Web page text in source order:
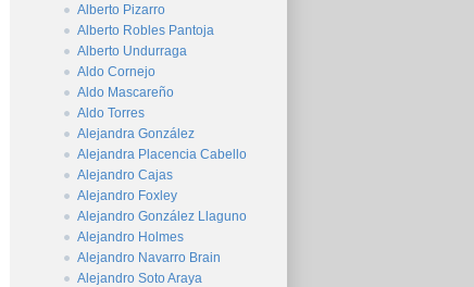
Alberto Pizarro
Alberto Robles Pantoja
Alberto Undurraga
Aldo Cornejo
Aldo Mascareño
Aldo Torres
Alejandra González
Alejandra Placencia Cabello
Alejandro Cajas
Alejandro Foxley
Alejandro González Llaguno
Alejandro Holmes
Alejandro Navarro Brain
Alejandro Soto Araya